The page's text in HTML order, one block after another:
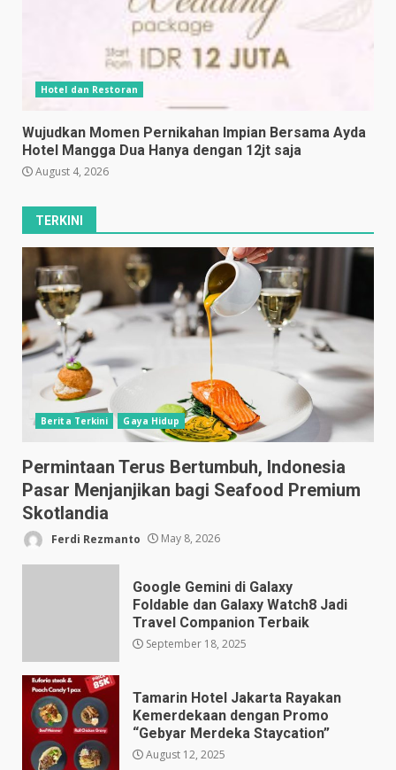
Hotel dan Restoran
Wujudkan Momen Pernikahan Impian Bersama Ayda
Hotel Mangga Dua Hanya dengan 12jt saja
August 4, 2026
TERKINI
Berita Terkini Gaya Hidup
Permintaan Terus Bertumbuh, Indonesia
Pasar Menjanjikan bagi Seafood Premium
Skotlandia
Ferdi Rezmanto May 8, 2026
Google Gemini di Galaxy
Foldable dan Galaxy Watch8 Jadi
Travel Companion Terbaik
September 18, 2025
Tamarin Hotel Jakarta Rayakan
Kemerdekaan dengan Promo
“Gebyar Merdeka Staycation”
August 12, 2025